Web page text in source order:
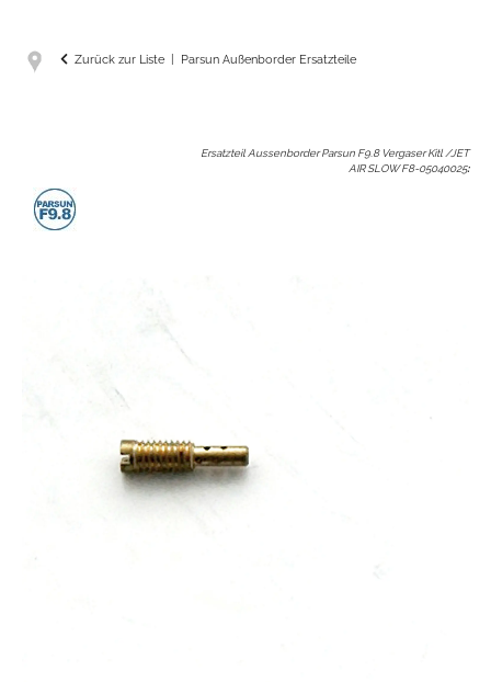
Zurück zur Liste Parsun Außenborder Ersatzteile
Ersatzteil Aussenborder Parsun F9.8 Vergaser Kitl /JET
AIR SLOW F8-05040025: